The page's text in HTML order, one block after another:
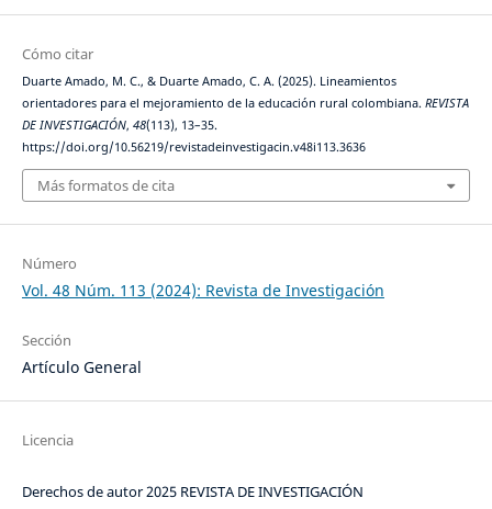
Cómo citar
Duarte Amado, M. C., & Duarte Amado, C. A. (2025). Lineamientos
orientadores para el mejoramiento de la educación rural colombiana. REVISTA
DE INVESTIGACIÓN, 48(113), 13–35.
https://doi.org/10.56219/revistadeinvestigacin.v48i113.3636
Más formatos de cita
Número
Vol. 48 Núm. 113 (2024): Revista de Investigación
Sección
Artículo General
Licencia
Derechos de autor 2025 REVISTA DE INVESTIGACIÓN